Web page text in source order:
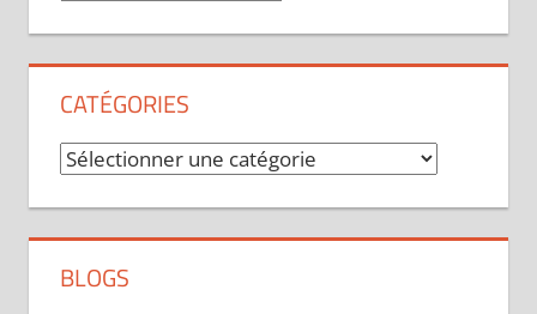
CATÉGORIES
Catégories
BLOGS